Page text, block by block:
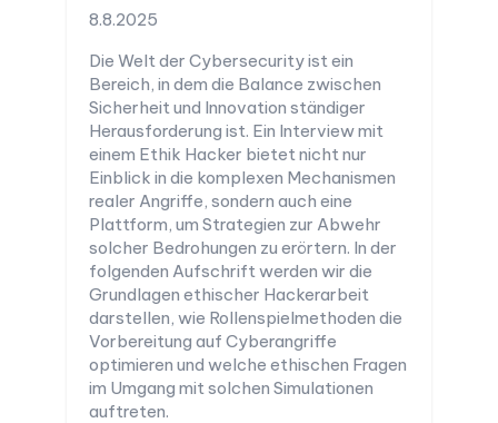
8.8.2025
Die Welt der Cybersecurity ist ein
Bereich, in dem die Balance zwischen
Sicherheit und Innovation ständiger
Herausforderung ist. Ein Interview mit
einem Ethik Hacker bietet nicht nur
Einblick in die komplexen Mechanismen
realer Angriffe, sondern auch eine
Plattform, um Strategien zur Abwehr
solcher Bedrohungen zu erörtern. In der
folgenden Aufschrift werden wir die
Grundlagen ethischer Hackerarbeit
darstellen, wie Rollenspielmethoden die
Vorbereitung auf Cyberangriffe
optimieren und welche ethischen Fragen
im Umgang mit solchen Simulationen
auftreten.